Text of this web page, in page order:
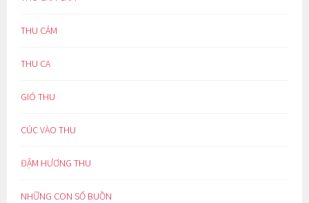
THU CẢM
THU CA
GIÓ THU
CÚC VÀO THU
ĐẬM HƯƠNG THU
NHỮNG CON SỐ BUỒN